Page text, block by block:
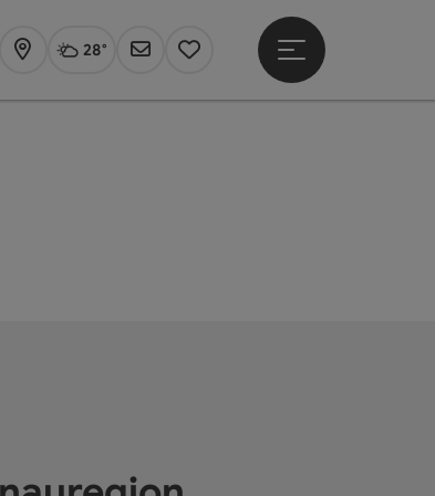
KarteAktuelles Wetter Linz, wolkig
28°
Newsletter
Merkzettel
Hauptmenü öffnen